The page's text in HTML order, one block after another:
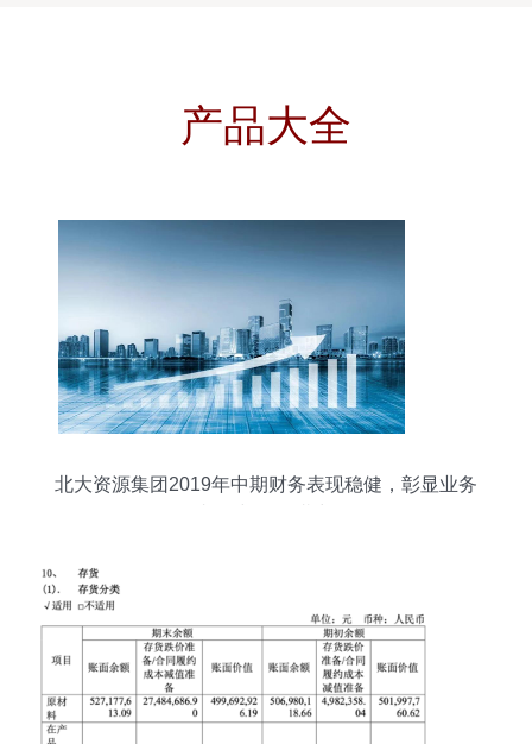
产品大全
北大资源集团2019年中期财务表现稳健，彰显业务